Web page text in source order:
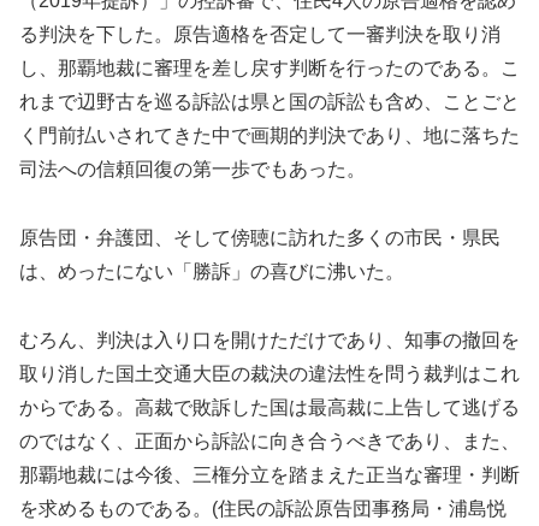
る判決を下した。原告適格を否定して一審判決を取り消
し、那覇地裁に審理を差し戻す判断を行ったのである。こ
れまで辺野古を巡る訴訟は県と国の訴訟も含め、ことごと
く門前払いされてきた中で画期的判決であり、地に落ちた
司法への信頼回復の第一歩でもあった。
原告団・弁護団、そして傍聴に訪れた多くの市民・県民
は、めったにない「勝訴」の喜びに沸いた。
むろん、判決は入り口を開けただけであり、知事の撤回を
取り消した国土交通大臣の裁決の違法性を問う裁判はこれ
からである。高裁で敗訴した国は最高裁に上告して逃げる
のではなく、正面から訴訟に向き合うべきであり、また、
那覇地裁には今後、三権分立を踏まえた正当な審理・判断
を求めるものである。(住民の訴訟原告団事務局・浦島悦